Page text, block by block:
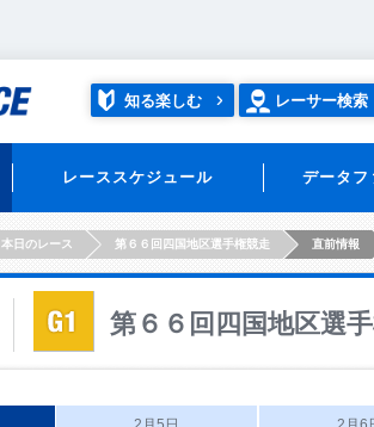
知る楽しむ レーサー検索
レーススケジュール データフ
本日のレース 第６６回四国地区選手権競走 直前情報
第６６回四国地区選